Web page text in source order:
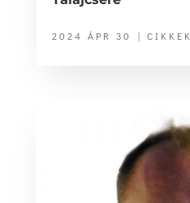
2024 ÁPR 30 | CIKKEK